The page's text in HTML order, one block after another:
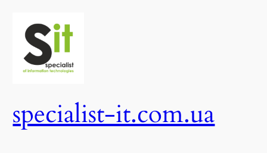
вмісту
specialist-it.com.ua